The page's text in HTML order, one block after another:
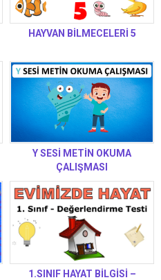
HAYVAN BİLMECELERİ 5
Y SESİ METİN OKUMA
ÇALIŞMASI
1.SINIF HAYAT BİLGİSİ –